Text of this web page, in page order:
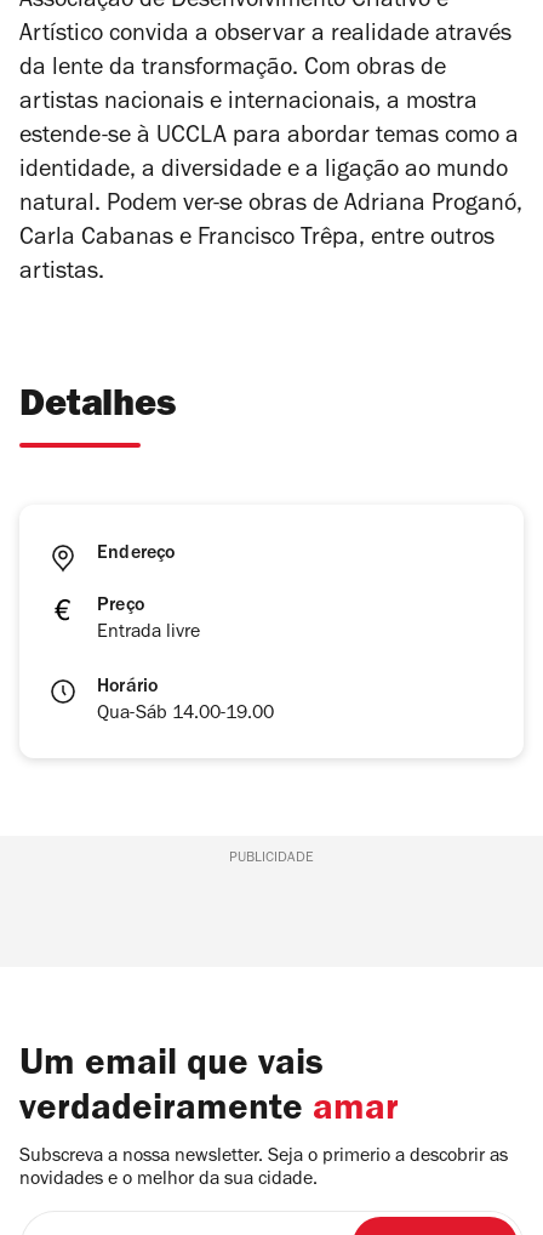
Artístico convida a observar a realidade através
da lente da transformação. Com obras de
artistas nacionais e internacionais, a mostra
estende-se à UCCLA para abordar temas como a
identidade, a diversidade e a ligação ao mundo
natural. Podem ver-se obras de Adriana Proganó,
Carla Cabanas e Francisco Trêpa, entre outros
artistas.
Detalhes
Endereço
Preço
Entrada livre
Horário
Qua-Sáb 14.00-19.00
PUBLICIDADE
Um email que vais
verdadeiramente amar
Subscreva a nossa newsletter. Seja o primerio a descobrir as
novidades e o melhor da sua cidade.